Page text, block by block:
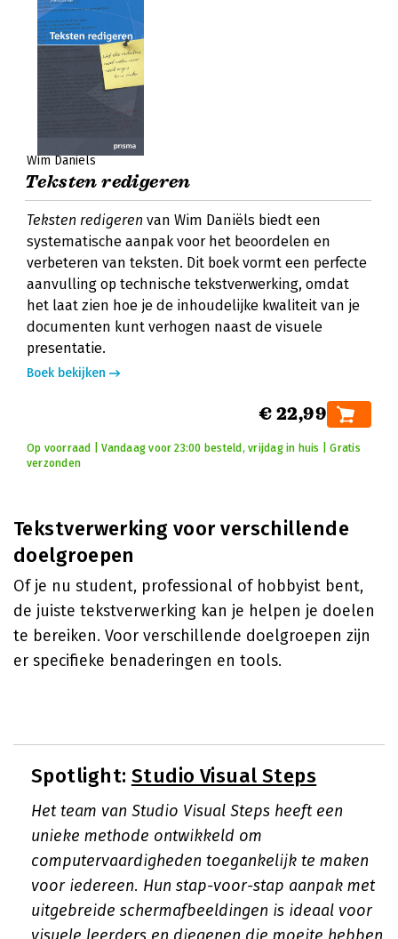
Wim Daniëls
Teksten redigeren
Teksten redigeren van Wim Daniëls biedt een
systematische aanpak voor het beoordelen en
verbeteren van teksten. Dit boek vormt een perfecte
aanvulling op technische tekstverwerking, omdat
het laat zien hoe je de inhoudelijke kwaliteit van je
documenten kunt verhogen naast de visuele
presentatie.
Boek bekijken
€ 22,99
Op voorraad | Vandaag voor 23:00 besteld, vrijdag in huis | Gratis
verzonden
Tekstverwerking voor verschillende
doelgroepen
Of je nu student, professional of hobbyist bent,
de juiste tekstverwerking kan je helpen je doelen
te bereiken. Voor verschillende doelgroepen zijn
er specifieke benaderingen en tools.
Spotlight: Studio Visual Steps
Het team van Studio Visual Steps heeft een
unieke methode ontwikkeld om
computervaardigheden toegankelijk te maken
voor iedereen. Hun stap-voor-stap aanpak met
uitgebreide schermafbeeldingen is ideaal voor